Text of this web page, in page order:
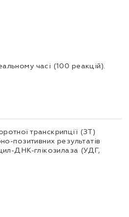
часі (100 реакцій).
транскрипції (ЗТ)
позитивних результатів
ДНК-глікозилаза (УДГ,